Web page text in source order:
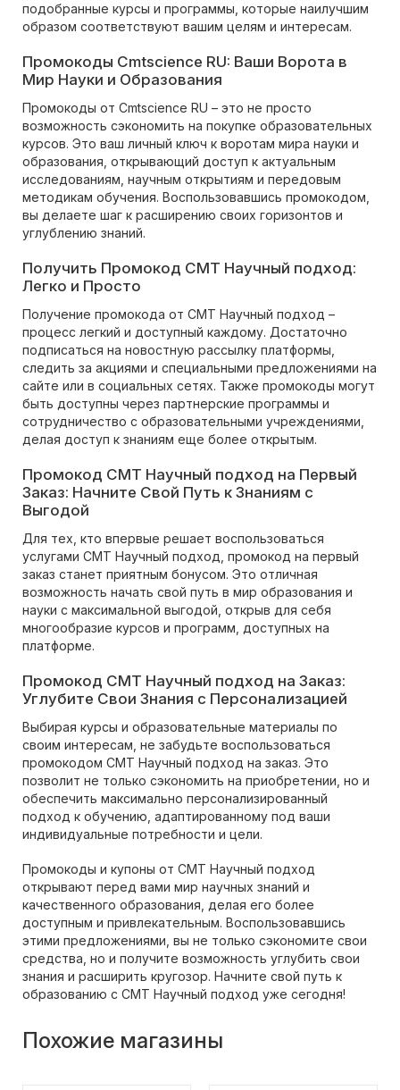
подобранные курсы и программы, которые наилучшим
образом соответствуют вашим целям и интересам.
Промокоды Cmtscience RU: Ваши Ворота в
Мир Науки и Образования
Промокоды от Cmtscience RU – это не просто
возможность сэкономить на покупке образовательных
курсов. Это ваш личный ключ к воротам мира науки и
образования, открывающий доступ к актуальным
исследованиям, научным открытиям и передовым
методикам обучения. Воспользовавшись промокодом,
вы делаете шаг к расширению своих горизонтов и
углублению знаний.
Получить Промокод CMT Научный подход:
Легко и Просто
Получение промокода от CMT Научный подход –
процесс легкий и доступный каждому. Достаточно
подписаться на новостную рассылку платформы,
следить за акциями и специальными предложениями на
сайте или в социальных сетях. Также промокоды могут
быть доступны через партнерские программы и
сотрудничество с образовательными учреждениями,
делая доступ к знаниям еще более открытым.
Промокод CMT Научный подход на Первый
Заказ: Начните Свой Путь к Знаниям с
Выгодой
Для тех, кто впервые решает воспользоваться
услугами CMT Научный подход, промокод на первый
заказ станет приятным бонусом. Это отличная
возможность начать свой путь в мир образования и
науки с максимальной выгодой, открыв для себя
многообразие курсов и программ, доступных на
платформе.
Промокод CMT Научный подход на Заказ:
Углубите Свои Знания с Персонализацией
Выбирая курсы и образовательные материалы по
своим интересам, не забудьте воспользоваться
промокодом CMT Научный подход на заказ. Это
позволит не только сэкономить на приобретении, но и
обеспечить максимально персонализированный
подход к обучению, адаптированному под ваши
индивидуальные потребности и цели.
Промокоды и купоны от CMT Научный подход
открывают перед вами мир научных знаний и
качественного образования, делая его более
доступным и привлекательным. Воспользовавшись
этими предложениями, вы не только сэкономите свои
средства, но и получите возможность углубить свои
знания и расширить кругозор. Начните свой путь к
образованию с CMT Научный подход уже сегодня!
Похожие магазины